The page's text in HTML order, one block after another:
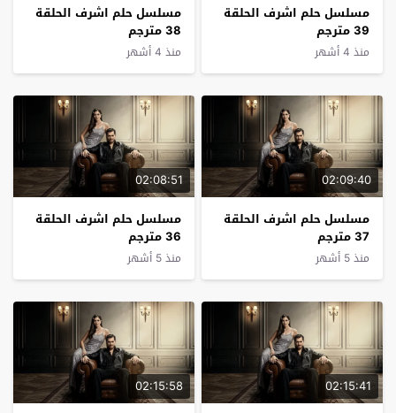
مسلسل حلم اشرف الحلقة
39 مترجم
منذ 4 أشهر
مسلسل حلم اشرف الحلقة
38 مترجم
منذ 4 أشهر
02:09:40
مسلسل حلم اشرف الحلقة
37 مترجم
منذ 5 أشهر
02:08:51
مسلسل حلم اشرف الحلقة
36 مترجم
منذ 5 أشهر
02:15:41
02:15:58